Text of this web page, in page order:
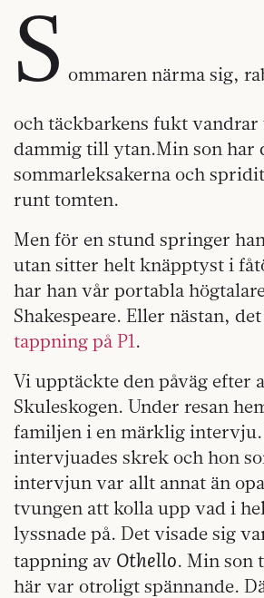
S ommaren närma sig,
och täckbarkens fukt vandrar
dammig till ytan.Min son har
sommarleksakerna och
runt tomten.
Men för en stund springer
utan sitter helt knäpptyst i
har han vår portabla
Shakespeare. Eller nästan,
tappning på P1 .
Vi upptäckte den påväg efter
Skuleskogen. Under resan
familjen i en märklig intervju.
intervjuades skrek och hon
intervjun var allt annat än
tvungen att kolla upp vad i
lyssnade på. Det visade sig
tappning av Othello. Min son
här var otroligt spännande.